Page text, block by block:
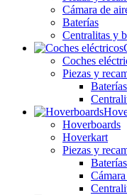
Cámara de
Baterías
Centralitas y
Coches
Piezas y
Baterías
Hoverboards
Hoverkart
Piezas y
Baterías